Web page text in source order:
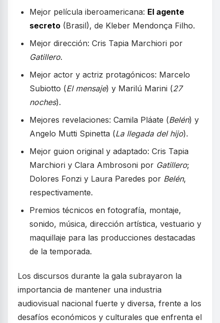
Mejor película iberoamericana: El agente
secreto (Brasil), de Kleber Mendonça Filho.
Mejor dirección: Cris Tapia Marchiori por
Gatillero.
Mejor actor y actriz protagónicos: Marcelo
Subiotto (El mensaje) y Marilú Marini (27
noches).
Mejores revelaciones: Camila Pláate (Belén) y
Angelo Mutti Spinetta (La llegada del hijo).
Mejor guion original y adaptado: Cris Tapia
Marchiori y Clara Ambrosoni por Gatillero;
Dolores Fonzi y Laura Paredes por Belén,
respectivamente.
Premios técnicos en fotografía, montaje,
sonido, música, dirección artística, vestuario y
maquillaje para las producciones destacadas
de la temporada.
Los discursos durante la gala subrayaron la
importancia de mantener una industria
audiovisual nacional fuerte y diversa, frente a los
desafíos económicos y culturales que enfrenta el